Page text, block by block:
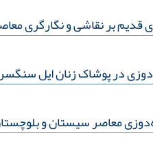
بر نقاشی و نگارگری
در پوشاک زنان ‌ایل
معاصر سیستان و